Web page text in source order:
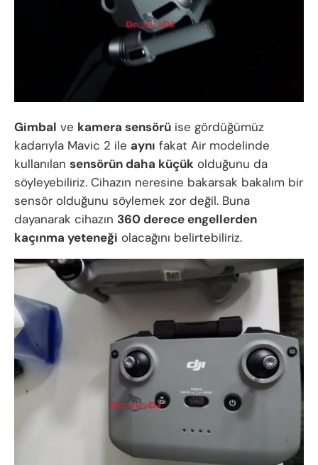
Gimbal ve kamera sensörü ise gördüğümüz
kadarıyla Mavic 2 ile aynı fakat Air modelinde
kullanılan sensörün daha küçük olduğunu da
söyleyebiliriz. Cihazın neresine bakarsak bakalım bir
sensör olduğunu söylemek zor değil. Buna
dayanarak cihazın 360 derece engellerden
kaçınma yeteneği olacağını belirtebiliriz.